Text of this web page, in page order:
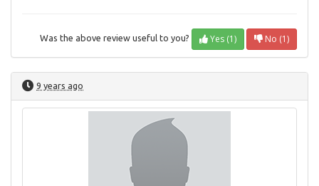
Was the above review useful to you? Yes (1) No (1)
9 years ago